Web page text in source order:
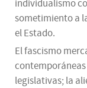
individualismo
sometimiento a
el Estado.
El fascismo
legislativas; la